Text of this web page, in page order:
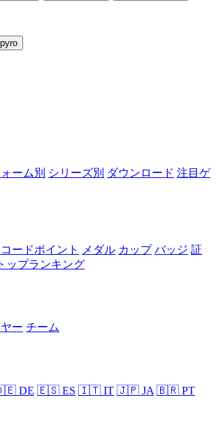
ーム別 シリーズ別 ダウンロード 注目ゲ
ードポイント メダル カップ バッジ 証
トップランキング
ー チーム
DE 🇪🇸 ES 🇮🇹 IT 🇯🇵 JA 🇧🇷 PT